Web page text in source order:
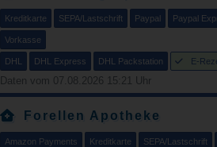
Kreditkarte SEPA/Lastschrift Paypal Paypal
Vorkasse
DHL DHL Express DHL Packstation E-
Daten vom 07.08.2026 15:21 Uhr
Forellen Apotheke
Amazon Payments Kreditkarte SEPA/Lastschrift